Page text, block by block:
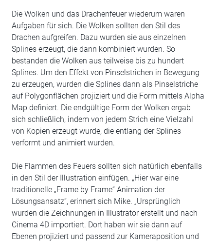
Die Wolken und das Drachenfeuer wiederum waren
Aufgaben für sich. Die Wolken sollten den Stil des
Drachen aufgreifen. Dazu wurden sie aus einzelnen
Splines erzeugt, die dann kombiniert wurden. So
bestanden die Wolken aus teilweise bis zu hundert
Splines. Um den Effekt von Pinselstrichen in Bewegung
zu erzeugen, wurden die Splines dann als Pinselstriche
auf Polygonflächen projiziert und die Form mittels Alpha
Map definiert. Die endgültige Form der Wolken ergab
sich schließlich, indem von jedem Strich eine Vielzahl
von Kopien erzeugt wurde, die entlang der Splines
verformt und animiert wurden.
Die Flammen des Feuers sollten sich natürlich ebenfalls
in den Stil der Illustration einfügen. „Hier war eine
traditionelle „Frame by Frame“ Animation der
Lösungsansatz“, erinnert sich Mike. „Ursprünglich
wurden die Zeichnungen in Illustrator erstellt und nach
Cinema 4D importiert. Dort haben wir sie dann auf
Ebenen projiziert und passend zur Kameraposition und